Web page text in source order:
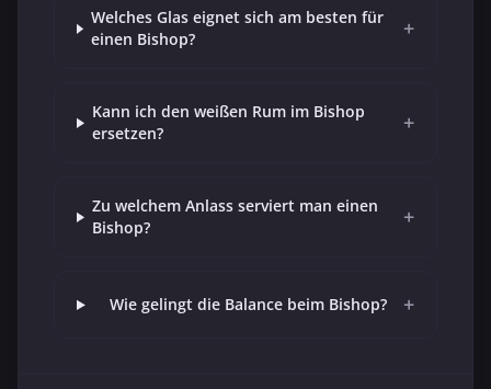
Welches Glas eignet sich am besten für
einen Bishop?
+
Kann ich den weißen Rum im Bishop
ersetzen?
+
Zu welchem Anlass serviert man einen
Bishop?
+
Wie gelingt die Balance beim Bishop? +